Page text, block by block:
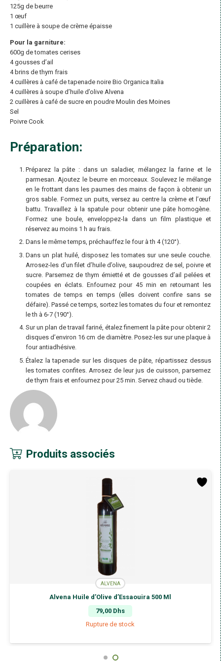
125g de beurre
1 œuf
1 cuillère à soupe de crème épaisse
Pour la garniture:
600g de tomates cerises
4 gousses d’ail
4 brins de thym frais
4 cuillères à café de tapenade noire Bio Organica Italia
4 cuillères à soupe d’huile d’olive Alvena
2 cuillères à café de sucre en poudre Moulin des Moines
Sel
Poivre Cook
Préparation:
Préparez la pâte : dans un saladier, mélangez la farine et le
parmesan. Ajoutez le beurre en morceaux. Soulevez le mélange
en le frottant dans les paumes des mains de façon à obtenir un
gros sable. Formez un puits, versez au centre la crème et l’œuf
battu. Travaillez à la spatule pour obtenir une pâte homogène.
Formez une boule, enveloppez-la dans un film plastique et
réservez au moins 1 h au frais.
Dans le même temps, préchauffez le four à th 4 (120°).
Dans un plat huilé, disposez les tomates sur une seule couche.
Arrosez-les d’un filet d’huile d’olive, saupoudrez de sel, poivre et
sucre. Parsemez de thym émietté et de gousses d’ail pelées et
coupées en éclats. Enfournez pour 45 min en retournant les
tomates de temps en temps (elles doivent confire sans se
défaire). Passé ce temps, sortez les tomates du four et remontez
le th à 6-7 (190°).
Sur un plan de travail fariné, étalez finement la pâte pour obtenir 2
disques d’environ 16 cm de diamètre. Posez-les sur une plaque à
four antiadhésive.
Étalez la tapenade sur les disques de pâte, répartissez dessus
les tomates confites. Arrosez de leur jus de cuisson, parsemez
de thym frais et enfournez pour 25 min. Servez chaud ou tiède.
Produits associés
ALVENA
Alvena Huile d’Olive d’Essaouira 500 Ml
79,00 Dhs
Rupture de stock